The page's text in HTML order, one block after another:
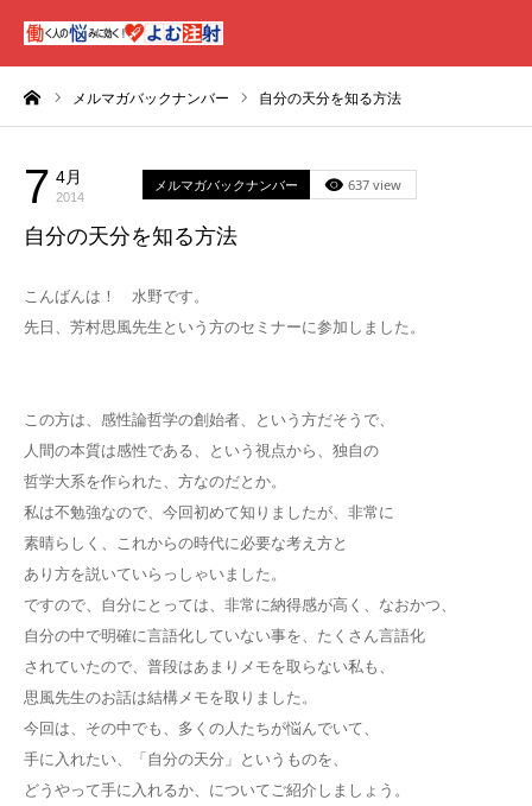
メルマガバックナンバー 自分の天分を知る方法
7 4月
2014
メルマガバックナンバー 637 view
自分の天分を知る方法
こんばんは！ 水野です。
先日、芳村思風先生という方のセミナーに参加しました。
この方は、感性論哲学の創始者、という方だそうで、
人間の本質は感性である、という視点から、独自の
哲学大系を作られた、方なのだとか。
私は不勉強なので、今回初めて知りましたが、非常に
素晴らしく、これからの時代に必要な考え方と
あり方を説いていらっしゃいました。
ですので、自分にとっては、非常に納得感が高く、なおかつ、
自分の中で明確に言語化していない事を、たくさん言語化
されていたので、普段はあまりメモを取らない私も、
思風先生のお話は結構メモを取りました。
今回は、その中でも、多くの人たちが悩んでいて、
手に入れたい、「自分の天分」というものを、
どうやって手に入れるか、についてご紹介しましょう。